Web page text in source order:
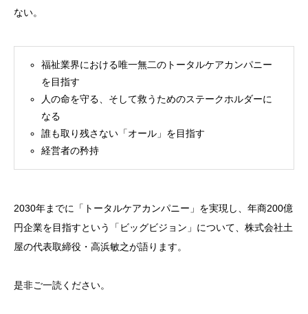
ない。
福祉業界における唯一無二のトータルケアカンパニー
を目指す
人の命を守る、そして救うためのステークホルダーに
なる
誰も取り残さない「オール」を目指す
経営者の矜持
2030年までに「トータルケアカンパニー」を実現し、年商200億
円企業を目指すという「ビッグビジョン」について、株式会社土
屋の代表取締役・高浜敏之が語ります。
是非ご一読ください。